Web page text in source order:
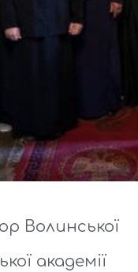
Волинської
академії